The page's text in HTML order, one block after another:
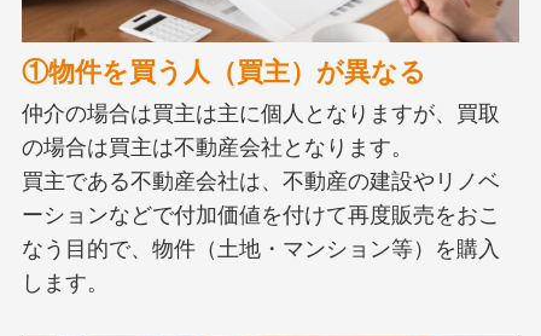
①物件を買う人（買主）が異なる
仲介の場合は買主は主に個人となりますが、買取
の場合は買主は不動産会社となります。
買主である不動産会社は、不動産の建設やリノベ
ーションなどで付加価値を付けて再度販売をおこ
なう目的で、物件（土地・マンション等）を購入
します。